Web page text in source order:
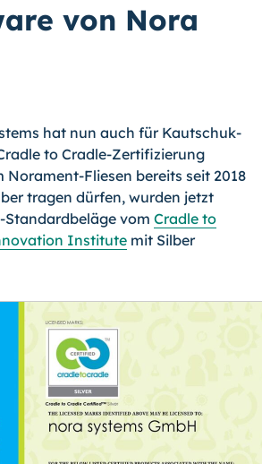
von Nora
hat nun auch für Kautschuk-
to Cradle-Zertifizierung
Norament-Fliesen bereits seit 2018
tragen dürfen, wurden jetzt
vom Cradle to
Institute mit Silber